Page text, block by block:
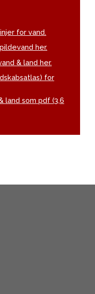
for vand.
her.
& land her.
for
land som pdf (3,6